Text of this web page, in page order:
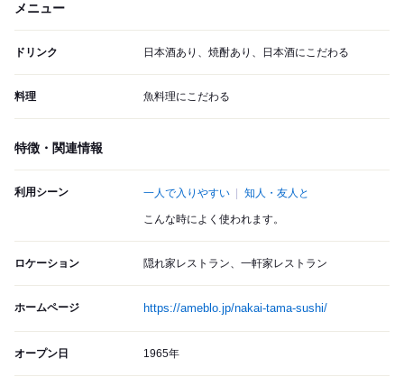
メニュー
ドリンク 日本酒あり、焼酎あり、日本酒にこだわる
料理 魚料理にこだわる
特徴・関連情報
利用シーン 一人で入りやすい 知人・友人と
こんな時によく使われます。
ロケーション 隠れ家レストラン、一軒家レストラン
ホームページ https://ameblo.jp/nakai-tama-sushi/
オープン日 1965年